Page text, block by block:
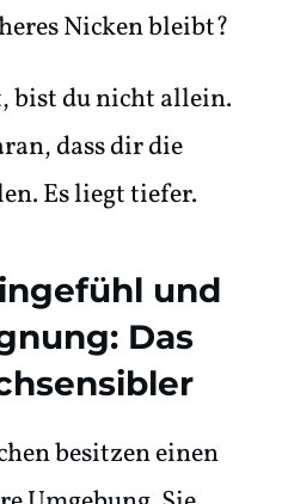
Nicken bleibt?
bist du nicht allein.
dass dir die
Es liegt tiefer.
und
Das
besitzen einen